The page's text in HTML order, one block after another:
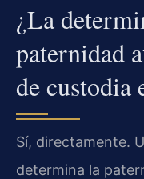
¿La
paternidad
de custodia
Sí, directamente.
determina la